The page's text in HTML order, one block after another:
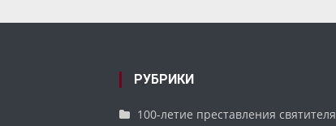
РУБРИКИ
100-летие преставления святителя